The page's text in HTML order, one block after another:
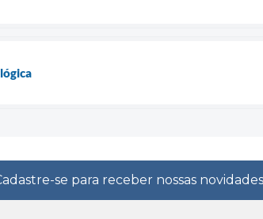
se para receber nossas novidades